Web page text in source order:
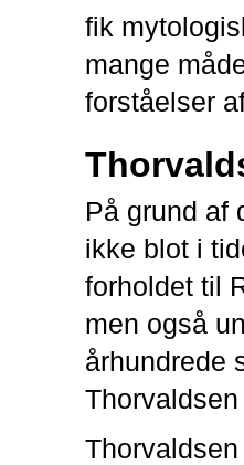
fik
mange
forståelser
På grund af
ikke blot i
forholdet til
men også
århundrede